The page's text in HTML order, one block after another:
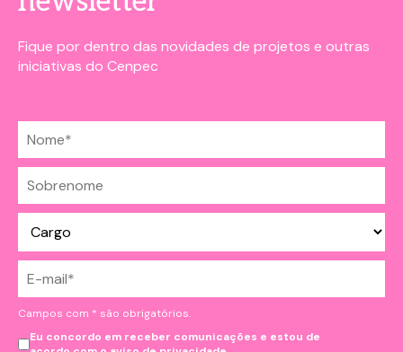
Fique por dentro das novidades de projetos e outras
iniciativas do Cenpec
Campos com * são obrigatórios.
Eu concordo em receber comunicações e estou de